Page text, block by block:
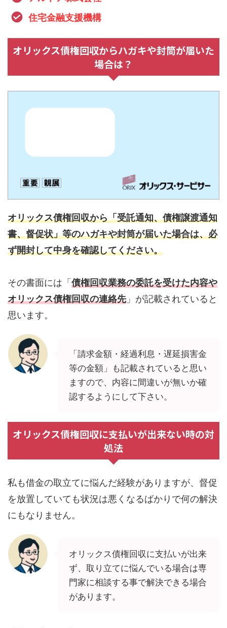
住宅金融支援機構
オリックス債権回収からハガキや封筒が届いた
場合は？
オリックス債権回収から「受託通知、債権譲渡通知
書、督促状」等のハガキや封筒が届いた場合は、必
ず開封して中身を確認してください。
その書面には「 債権回収業務の委託を受けた内容や
オリックス債権回収の連絡先」が記載されていると
思います。
「請求金額・経過利息・遅延損害金
等の金額」も記載されていると思い
ますので、内容に間違いが無いか確
認するようにして下さい。
オリックス債権回収に支払いが出来ない時の対
処法
私も借金の取立てに悩んだ経験がありますが、督促
を放置していても状況は悪くなるばかりで何の解決
にもなりません。
オリックス債権回収に支払いが出来
ず、取り立てに悩んでいる場合は専
門家に相談する事で解決できる場合
があります。